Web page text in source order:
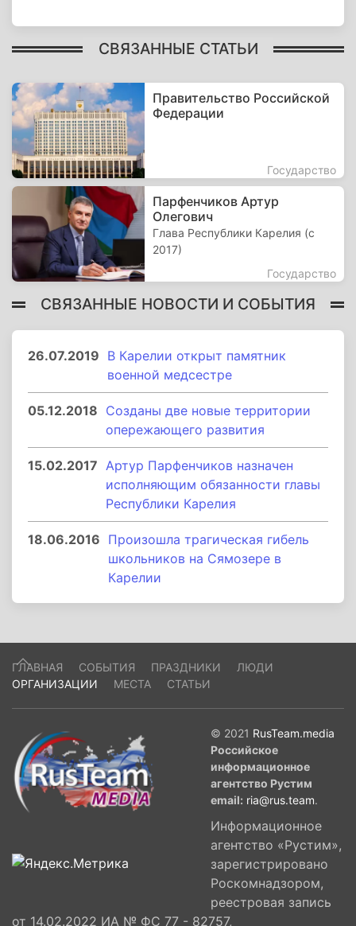
СВЯЗАННЫЕ СТАТЬИ
Правительство Российской
Федерации
Государство
Парфенчиков Артур
Олегович
Глава Республики Карелия (с
2017)
Государство
СВЯЗАННЫЕ НОВОСТИ И СОБЫТИЯ
26.07.2019 В Карелии открыт памятник
военной медсестре
05.12.2018 Созданы две новые территории
опережающего развития
15.02.2017 Артур Парфенчиков назначен
исполняющим обязанности главы
Республики Карелия
18.06.2016 Произошла трагическая гибель
школьников на Сямозере в
Карелии
ГЛАВНАЯ СОБЫТИЯ ПРАЗДНИКИ
ЛЮДИ
ОРГАНИЗАЦИИ
МЕСТА СТАТЬИ
© 2021 RusTeam.media
Российское
информационное
агентство Рустим
email: ria@rus.team.
Информационное
агентство «Рустим»,
зарегистрировано
Роскомнадзором,
реестровая запись
от 14.02.2022 ИА № ФС 77 - 82757,